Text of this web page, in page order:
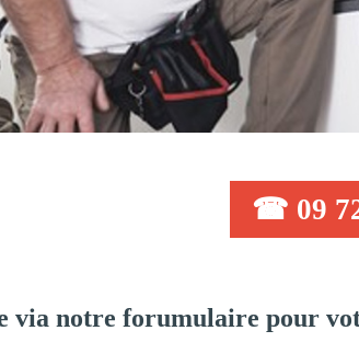
☎ 09
via notre forumulaire pour